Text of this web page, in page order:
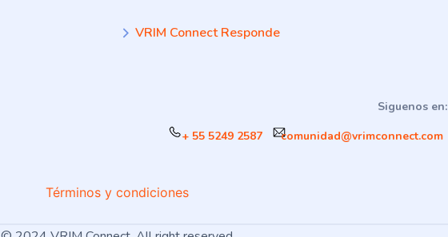
VRIM Connect Responde
+ 55 5249 2587 comunidad@vrimconnect.com
Siguenos en:
Términos y condiciones